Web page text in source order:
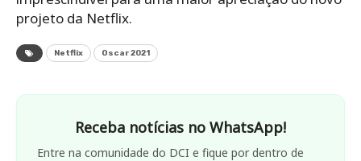
projeto da Netflix.
Netflix Oscar 2021
Receba notícias no WhatsApp!
Entre na comunidade do DCI e fique por dentro de